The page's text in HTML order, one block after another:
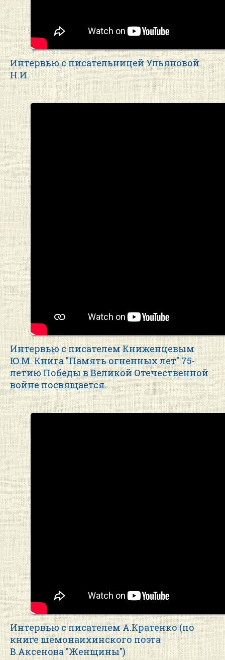
Интервью с писательницей Ульяновой
Н.И.
Интервью с писателем Книженцевым
Ю.М. Книга "Память огненных лет" 75-
летию Победы в Великой Отечественной
войне посвящается.
Интервью с писателем А.Кратенко (по
книге шемонаихинского поэта
В.Аксенова "Женщины")